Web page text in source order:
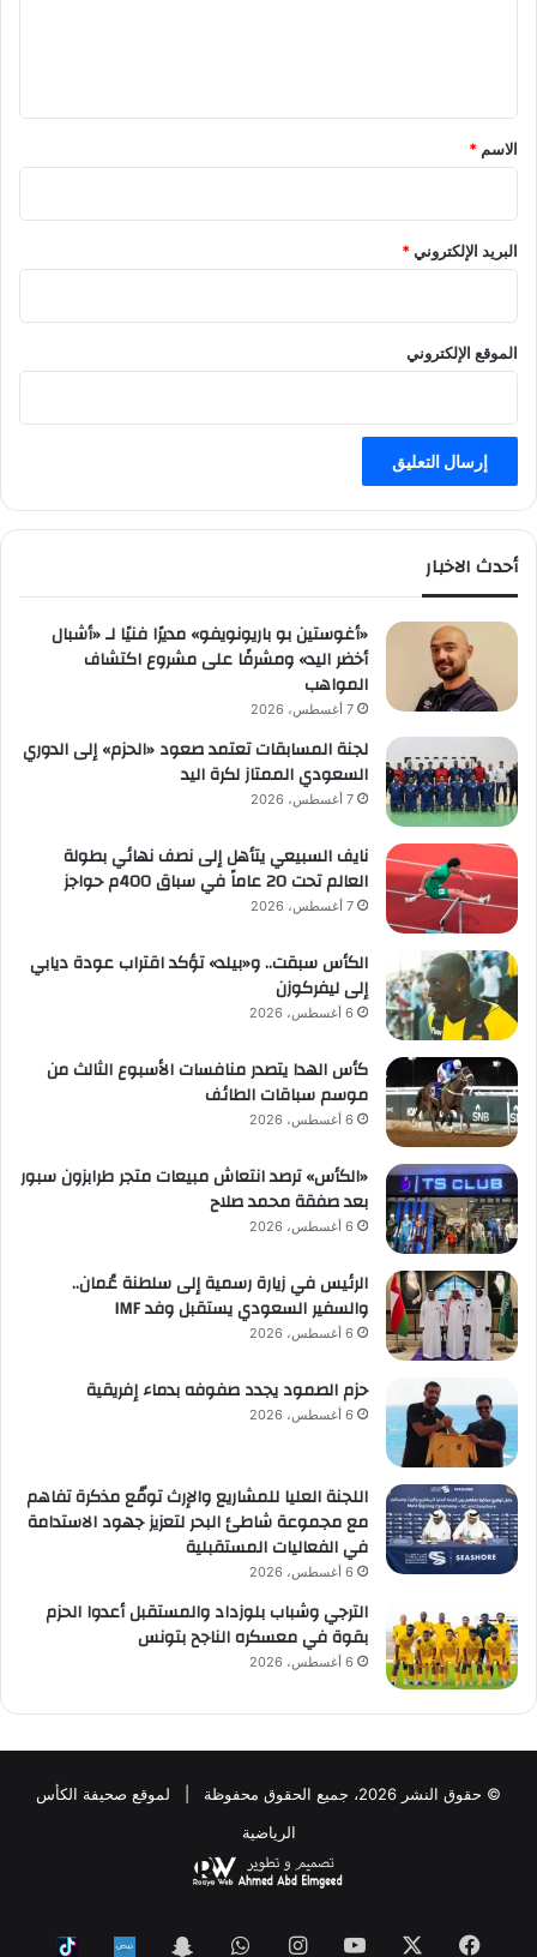
*
الاسم *
البريد الإلكتروني*
الموقع الإلكتروني
أحدث الاخبار
«أغوستين بو باريونويفو» مديرًا فنيًا لـ «أشبال
أخضر اليد» ومشرفًا على مشروع اكتشاف
المواهب
7 أغسطس، 2026
لجنة المسابقات تعتمد صعود «الحزم» إلى الدوري
السعودي الممتاز لكرة اليد
7 أغسطس، 2026
نايف السبيعي يتأهل إلى نصف نهائي بطولة
العالم تحت 20 عاماً في سباق 400م حواجز
7 أغسطس، 2026
الكأس سبقت.. و«بيلد» تؤكد اقتراب عودة ديابي
إلى ليفركوزن
6 أغسطس، 2026
كأس الهدا يتصدر منافسات الأسبوع الثالث من
موسم سباقات الطائف
6 أغسطس، 2026
«الكأس» ترصد انتعاش مبيعات متجر طرابزون سبور
بعد صفقة محمد صلاح
6 أغسطس، 2026
الرئيس في زيارة رسمية إلى سلطنة عُمان..
والسفير السعودي يستقبل وفد IMF
6 أغسطس، 2026
حزم الصمود يجدد صفوفه بدماء إفريقية
6 أغسطس، 2026
اللجنة العليا للمشاريع والإرث توقّع مذكرة تفاهم
مع مجموعة شاطئ البحر لتعزيز جهود الاستدامة
في الفعاليات المستقبلية
6 أغسطس، 2026
الترجي وشباب بلوزداد والمستقبل أعدوا الحزم
بقوة في معسكره الناجح بتونس
6 أغسطس، 2026
© حقوق النشر 2026، جميع الحقوق محفوظة | لموقع صحيفة الكأس
الرياضية
فيسبوك ‫YouTubeانستقرامواتساب Snapchat
Nabd